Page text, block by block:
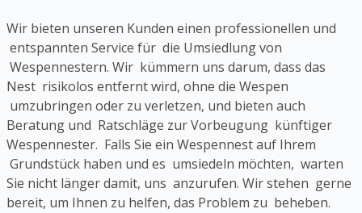
Wir bieten unseren Kunden einen professionellen und
entspannten Service für die Umsiedlung von
Wespennestern. Wir kümmern uns darum, dass das
Nest risikolos entfernt wird, ohne die Wespen
umzubringen oder zu verletzen, und bieten auch
Beratung und Ratschläge zur Vorbeugung künftiger
Wespennester. Falls Sie ein Wespennest auf Ihrem
Grundstück haben und es umsiedeln möchten, warten
Sie nicht länger damit, uns anzurufen. Wir stehen gerne
bereit, um Ihnen zu helfen, das Problem zu beheben.